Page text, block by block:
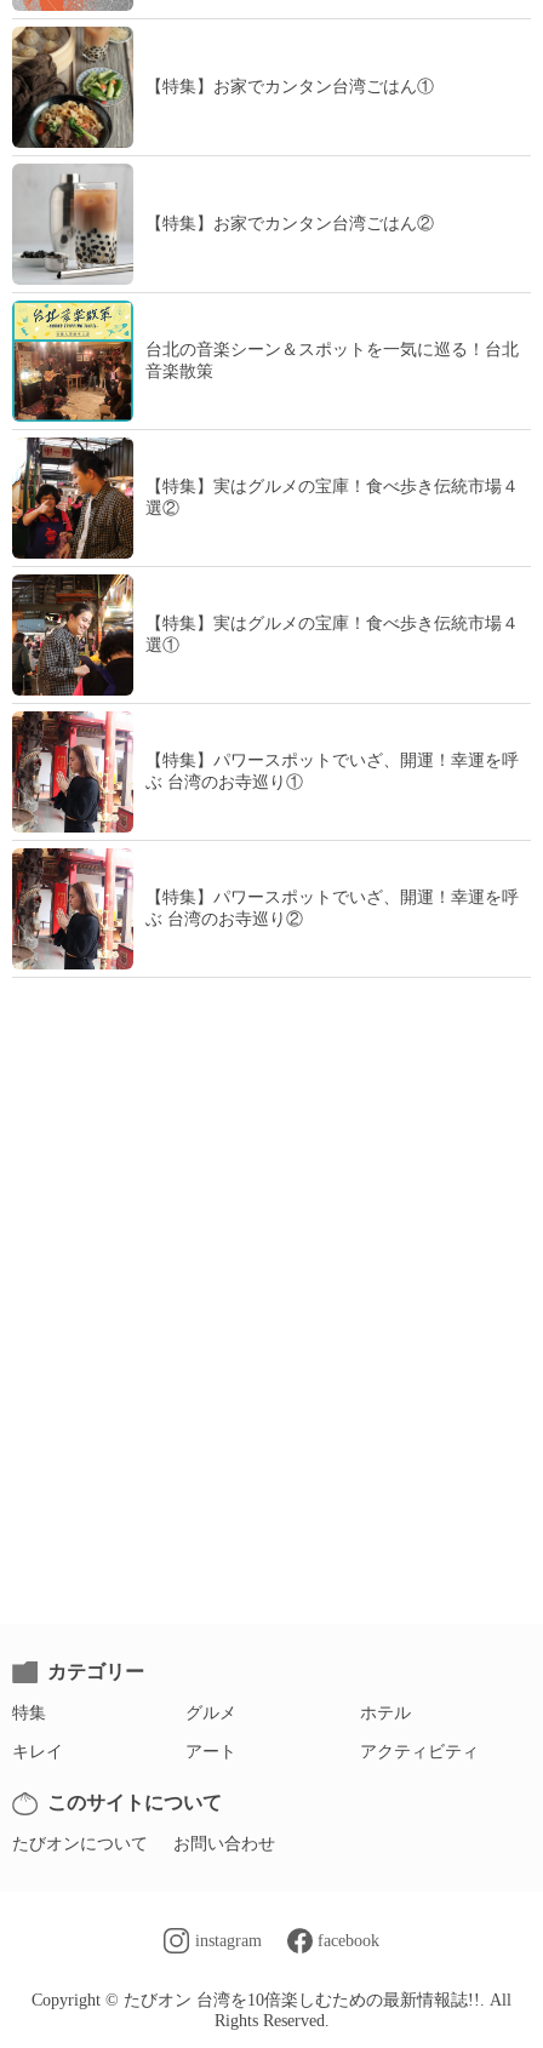
【特集】お家でカンタン台湾ごはん①
【特集】お家でカンタン台湾ごはん②
台北の音楽シーン＆スポットを一気に巡る！台北
音楽散策
【特集】実はグルメの宝庫！食べ歩き伝統市場４
選②
【特集】実はグルメの宝庫！食べ歩き伝統市場４
選①
【特集】パワースポットでいざ、開運！幸運を呼
ぶ 台湾のお寺巡り①
【特集】パワースポットでいざ、開運！幸運を呼
ぶ 台湾のお寺巡り②
カテゴリー
特集 グルメ ホテル
キレイ アート アクティビティ
このサイトについて
たびオンについて お問い合わせ
instagram facebook
Copyright © たびオン 台湾を10倍楽しむための最新情報誌!!. All
Rights Reserved.